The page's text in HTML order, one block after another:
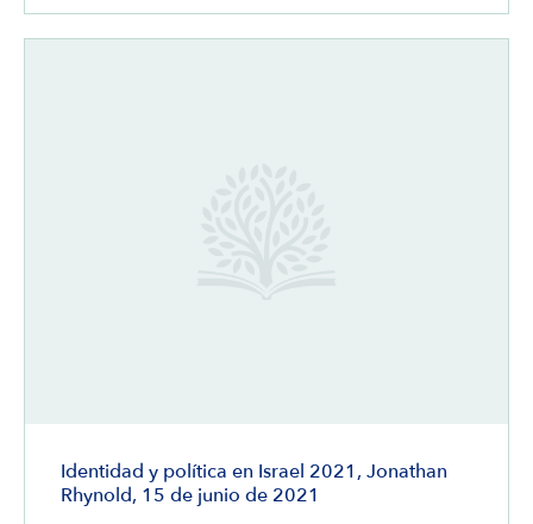
Identidad y política en Israel 2021, Jonathan
Rhynold, 15 de junio de 2021